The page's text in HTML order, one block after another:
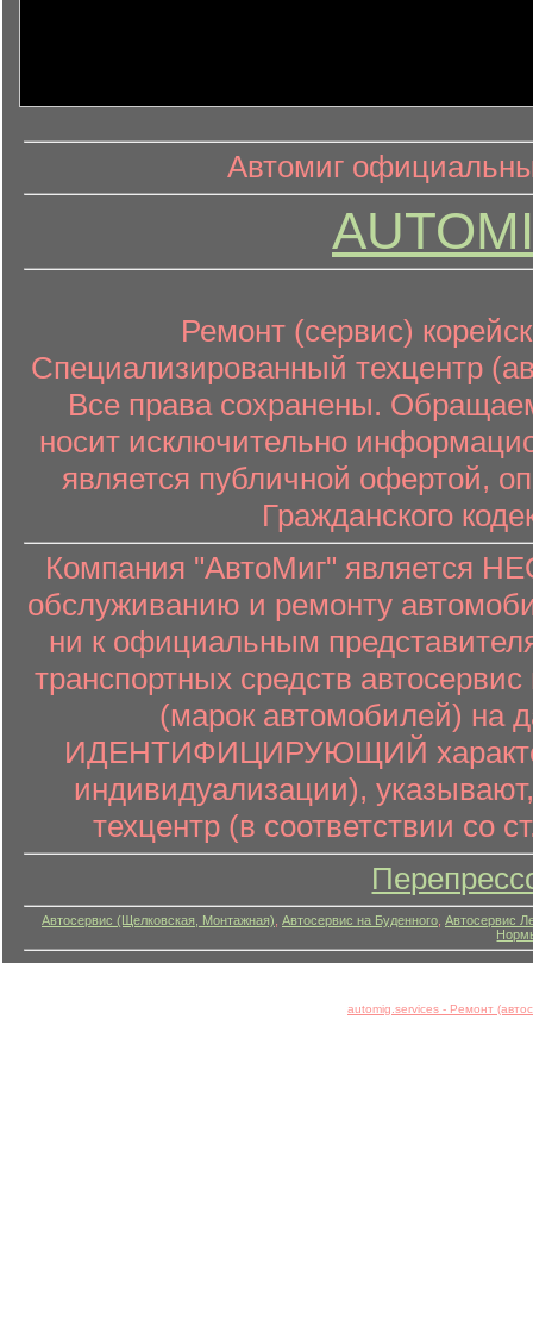
информационный контент
Автомиг
Ремонт (сервис)
Специализированный техцентр
Все права сохранены.
носит исключительно
является публичной офертой,
Гражданского
Компания "АвтоМиг" является
обслуживанию и ремонту
ни к официальным
транспортных средств
(марок автомобилей) на
ИДЕНТИФИЦИРУЮЩИЙ характер
индивидуализации),
техцентр (в соответствии со
Автосервис (Щелковская, Монтажная) Автосервис на Буденного Автосервис
automig.services - Ремонт